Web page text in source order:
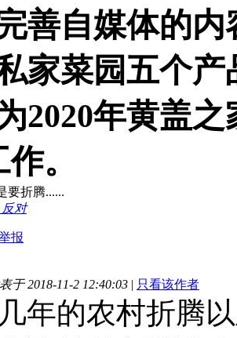
善自媒体的内
家菜园五个
2020年黄盖
。
要折腾......
反对
报
于 2018-11-2 12:40:03 | 只看该作者
年的农村折腾